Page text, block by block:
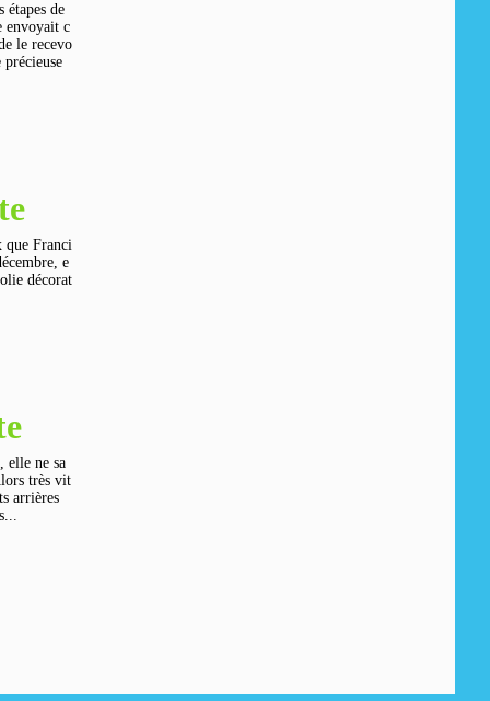
étapes de
envoyait c
le recevo
que Franci
e
décorat
elle ne sa
très vit
arrières